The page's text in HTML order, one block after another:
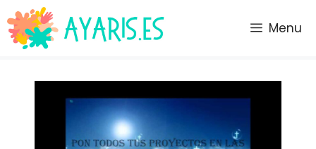
Saltar
al
contenido
Menu